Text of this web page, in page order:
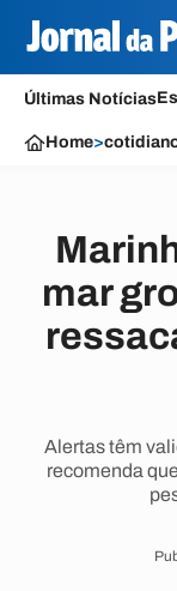
Últimas Notícias
Home>
mar
Alertas têm
recomenda